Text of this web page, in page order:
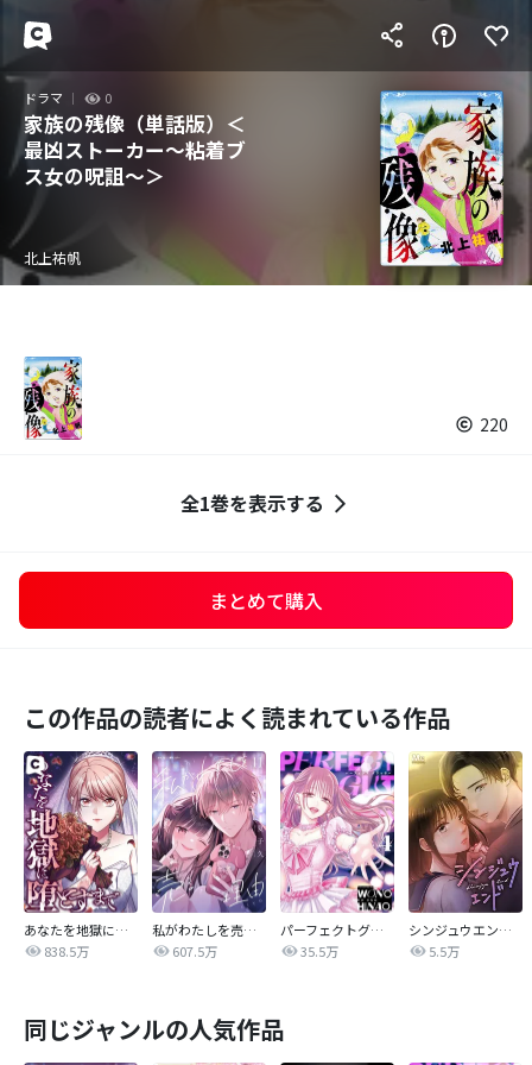
ドラマ 0
家族の残像（単話版）＜
最凶ストーカー～粘着ブ
ス女の呪詛～＞
北上祐帆
220
全1巻を表示する
まとめて購入
この作品の読者によく読まれている作品
あなたを地獄に堕とすまで
838.5万
私がわたしを売る理由
607.5万
パーフェクトグリッター
35.5万
シンジュウエンド【タテヨミ】
5.5万
同じジャンルの人気作品